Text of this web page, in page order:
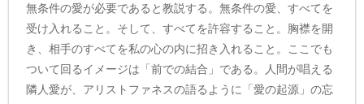
無条件の愛が必要であると教説する。無条件の愛、すべてを
受け入れること。そして、すべてを許容すること。胸襟を開
き、相手のすべてを私の心の内に招き入れること。ここでも
ついて回るイメージは「前での結合」である。人間が唱える
隣人愛が、アリストファネスの語るように「愛の起源」の忘